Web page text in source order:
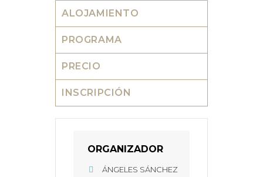
ALOJAMIENTO
PROGRAMA
PRECIO
INSCRIPCIÓN
ORGANIZADOR
ÁNGELES SÁNCHEZ